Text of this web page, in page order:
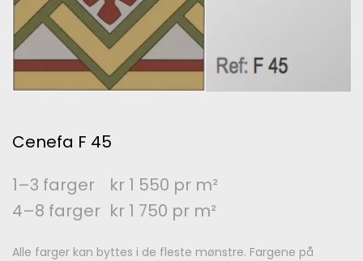
Cenefa F 45
1–3 farger
kr 1 550 pr m²
4–8 farger kr 1 750 pr m²
Alle farger kan byttes i de fleste mønstre. Fargene på